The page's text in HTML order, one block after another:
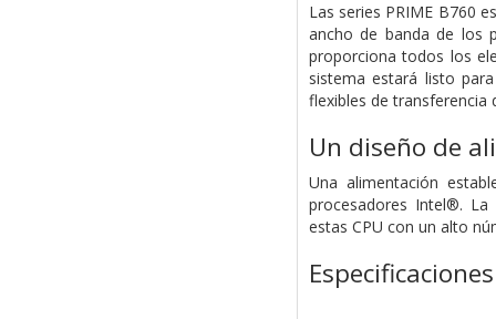
Las series PRIME B760
ancho de banda de los
proporciona todos los
sistema estará listo
flexibles de transferencia
Un diseño de
Una alimentación
procesadores Intel®. La
estas CPU con un alto
Especificaciones